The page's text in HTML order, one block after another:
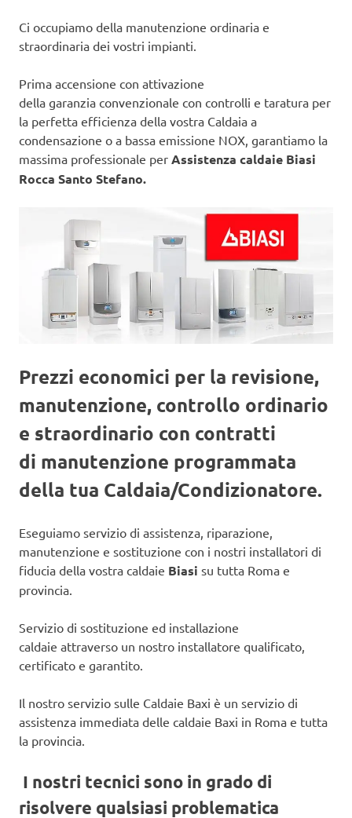
Ci occupiamo della manutenzione ordinaria e
straordinaria dei vostri impianti.
Prima accensione con attivazione
della garanzia convenzionale con controlli e taratura per
la perfetta efficienza della vostra Caldaia a
condensazione o a bassa emissione NOX, garantiamo la
massima professionale per Assistenza caldaie Biasi
Rocca Santo Stefano.
Prezzi economici per la revisione,
manutenzione, controllo ordinario
e straordinario con contratti
di manutenzione programmata
della tua Caldaia/Condizionatore.
Eseguiamo servizio di assistenza, riparazione,
manutenzione e sostituzione con i nostri installatori di
fiducia della vostra caldaie Biasi su tutta Roma e
provincia.
Servizio di sostituzione ed installazione
caldaie attraverso un nostro installatore qualificato,
certificato e garantito.
Il nostro servizio sulle Caldaie Baxi è un servizio di
assistenza immediata delle caldaie Baxi in Roma e tutta
la provincia.
I nostri tecnici sono in grado di
risolvere qualsiasi problematica